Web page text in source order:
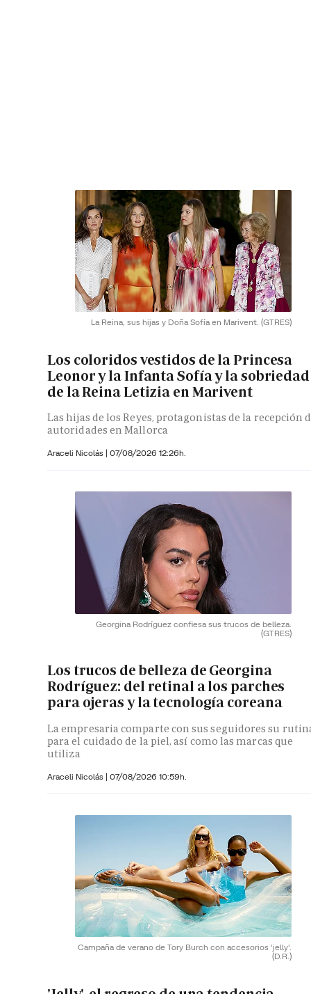
La Reina, sus hijas y Doña Sofía en Marivent. (GTRES)
Los coloridos vestidos de la Princesa
Leonor y la Infanta Sofía y la sobriedad
de la Reina Letizia en Marivent
Las hijas de los Reyes, protagonistas de la recepción
autoridades en Mallorca
Araceli Nicolás | 07/08/2026 12:26h.
Georgina Rodríguez confiesa sus trucos de belleza.
(GTRES)
Los trucos de belleza de Georgina
Rodríguez: del retinal a los parches
para ojeras y la tecnología coreana
La empresaria comparte con sus seguidores su
para el cuidado de la piel, así como las marcas que
utiliza
Araceli Nicolás | 07/08/2026 10:59h.
Campaña de verano de Tory Burch con accesorios 'jelly'.
(D.R.)